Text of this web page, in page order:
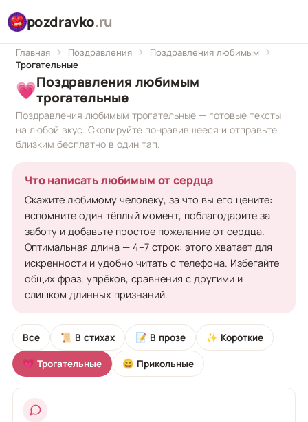
pozdravko.ru
Главная Поздравления
Поздравления любимым
Трогательные
💗Поздравления любимым
трогательные
Поздравления любимым трогательные — готовые тексты
на любой вкус. Скопируйте понравившееся и отправьте
близким бесплатно в один тап.
Что написать любимым от сердца
Скажите любимому человеку, за что вы его цените:
вспомните один тёплый момент, поблагодарите за
заботу и добавьте простое пожелание от сердца.
Оптимальная длина — 4–7 строк: этого хватает для
искренности и удобно читать с телефона. Избегайте
общих фраз, упрёков, сравнения с другими и
слишком длинных признаний.
Все 📜 В стихах 📝 В прозе ✨ Короткие
💗 Трогательные 😄 Прикольные